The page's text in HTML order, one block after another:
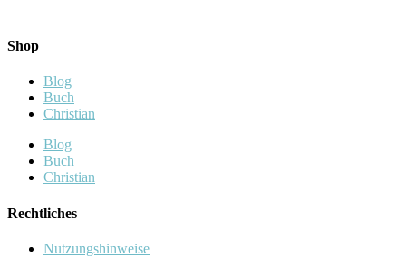
Shop
Blog
Buch
Christian
Blog
Buch
Christian
Rechtliches
Nutzungshinweise